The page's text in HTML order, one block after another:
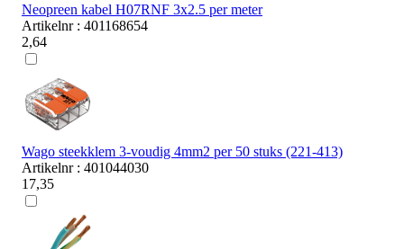
Neopreen kabel H07RNF 3x2.5 per meter
Artikelnr : 401168654
2,64
Wago steekklem 3-voudig 4mm2 per 50 stuks (221-413)
Artikelnr : 401044030
17,35